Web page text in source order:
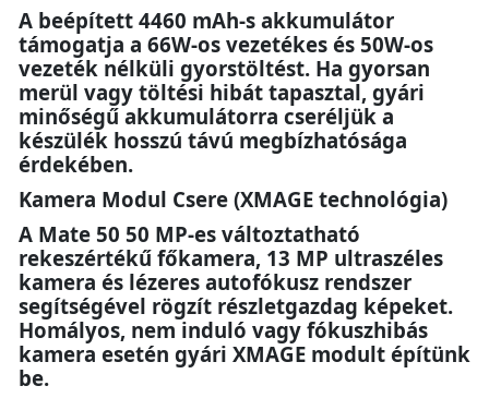
A beépített 4460 mAh-s akkumulátor
támogatja a 66W-os vezetékes és 50W-os
vezeték nélküli gyorstöltést. Ha gyorsan
merül vagy töltési hibát tapasztal, gyári
minőségű akkumulátorra cseréljük a
készülék hosszú távú megbízhatósága
érdekében.
Kamera Modul Csere (XMAGE technológia)
A Mate 50 50 MP-es változtatható
rekeszértékű főkamera, 13 MP ultraszéles
kamera és lézeres autofókusz rendszer
segítségével rögzít részletgazdag képeket.
Homályos, nem induló vagy fókuszhibás
kamera esetén gyári XMAGE modult építünk
be.